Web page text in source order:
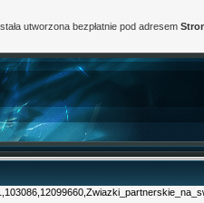
utworzona bezpłatnie pod adresem